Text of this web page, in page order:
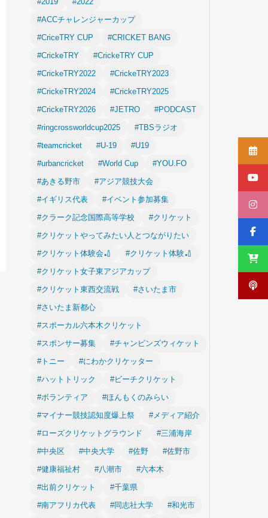
#ACCチャレンジャーカップ
#CriceTRY CUP
#CRICKET BANG
#CrickeTRY
#CrickeTRY CUP
#CrickeTRY2022
#CrickeTRY2023
#CrickeTRY2024
#CrickeTRY2025
#CrickeTRY2026
#JETRO
#PODCAST
#ringcrossworldcup2025
#TBSラジオ
#teamcricket
#U-19
#U19
#urbancricket
#World Cup
#YOU.FO
#あきる野市
#アジア競技大会
#イギリス代表
#イベント参加募集
#クラーク記念国際高等学校
#クリケット
#クリケットやってみたい人とつながりたい
#クリケット体験会🏏
#クリケット体験🏏
#クリケット女子東アジアカップ
#クリケット東西交流戦
#さいたま市
#さいたま新都心
#スポーカル六本木クリケット
#スポンサー募集
#チャンピンズウィケット
#トニー
#にわかクリケッター
#ハットトリック
#ビーチクリケット
#ボランティア
#ほんもくのみらい
#マイナー競技認知度爆上祭
#メディア紹介
#ローズクリケットグラウンド
#三浦海岸
#中央区
#中央大学 #佐野
#佐野市
#健康福祉村
#八潮市
#六本木
#出前クリケット
#千葉県
#南アフリカ代表
#同志社大学
#和光市